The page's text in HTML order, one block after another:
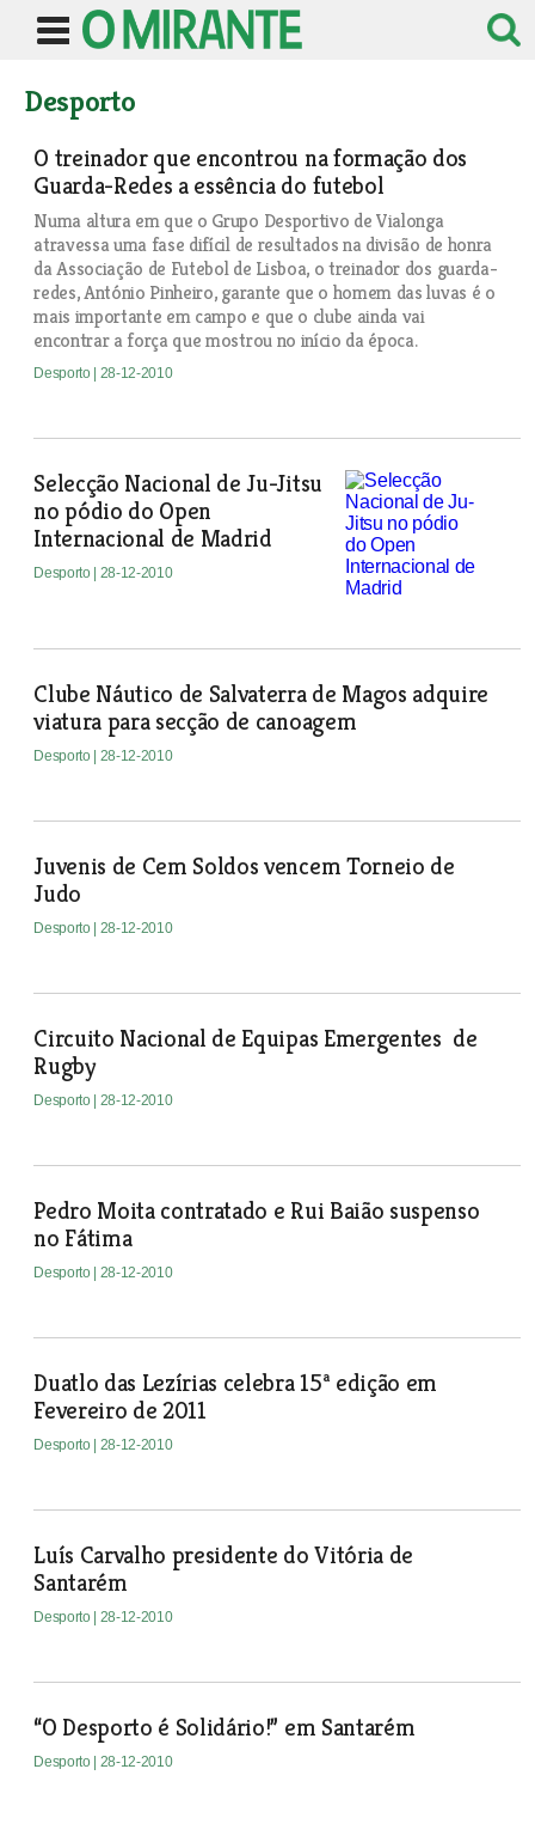
Desporto
O treinador que encontrou na formação dos
Guarda-Redes a essência do futebol
Numa altura em que o Grupo Desportivo de Vialonga
atravessa uma fase difícil de resultados na divisão de honra
da Associação de Futebol de Lisboa, o treinador dos guarda-
redes, António Pinheiro, garante que o homem das luvas é o
mais importante em campo e que o clube ainda vai
encontrar a força que mostrou no início da época.
Desporto | 28-12-2010
Selecção Nacional de Ju-Jitsu
no pódio do Open
Internacional de Madrid
Desporto | 28-12-2010
Clube Náutico de Salvaterra de Magos adquire
viatura para secção de canoagem
Desporto | 28-12-2010
Juvenis de Cem Soldos vencem Torneio de
Judo
Desporto | 28-12-2010
Circuito Nacional de Equipas Emergentes de
Rugby
Desporto | 28-12-2010
Pedro Moita contratado e Rui Baião suspenso
no Fátima
Desporto | 28-12-2010
Duatlo das Lezírias celebra 15ª edição em
Fevereiro de 2011
Desporto | 28-12-2010
Luís Carvalho presidente do Vitória de
Santarém
Desporto | 28-12-2010
“O Desporto é Solidário!” em Santarém
Desporto | 28-12-2010